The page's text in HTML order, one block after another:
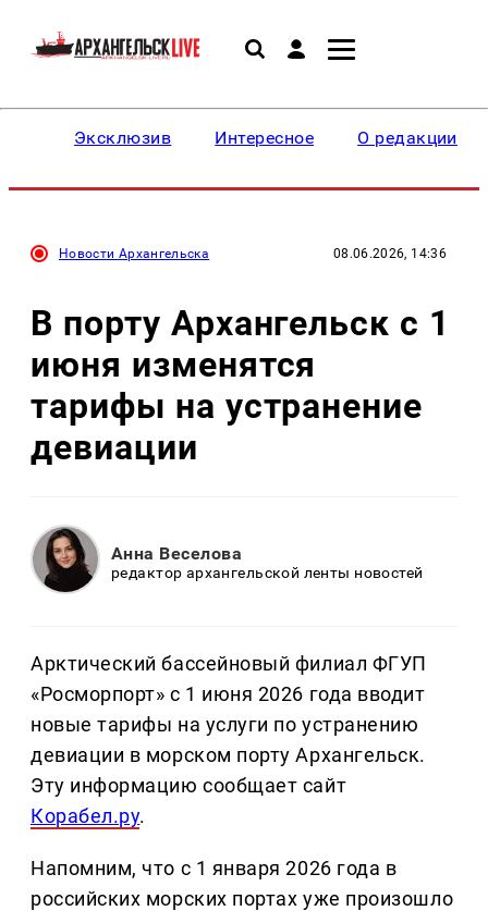
Эксклюзив Интересное О редакции
Новости Архангельска 08.06.2026, 14:36
В порту Архангельск с 1
июня изменятся
тарифы на устранение
девиации
Анна Веселова
редактор архангельской ленты новостей
Арктический бассейновый филиал ФГУП
«Росморпорт» с 1 июня 2026 года вводит
новые тарифы на услуги по устранению
девиации в морском порту Архангельск.
Эту информацию сообщает сайт
Корабел.ру.
Напомним, что с 1 января 2026 года в
российских морских портах уже произошло